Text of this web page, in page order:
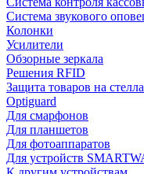
Система звукового
Колонки
Усилители
Обзорные зеркала
Решения RFID
Защита товаров на
Optiguard
Для смарфонов
Для планшетов
Для фотоаппаратов
Для устройств